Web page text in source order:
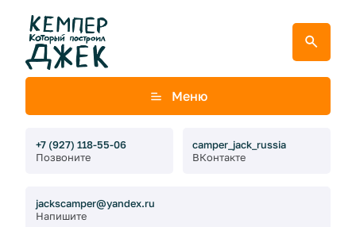
Меню
+7 (927) 118-55-06
Позвоните
camper_jack_russia
ВКонтакте
jackscamper@yandex.ru
Напишите